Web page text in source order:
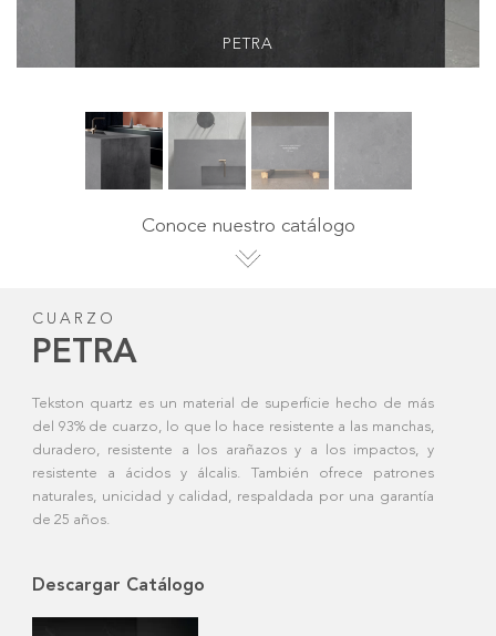
PETRA
Conoce nuestro catálogo
Descargar Catálogo
CUARZO
PETRA
Tekston quartz es un material de superficie hecho de más
del 93% de cuarzo, lo que lo hace resistente a las manchas,
duradero, resistente a los arañazos y a los impactos, y
resistente a ácidos y álcalis. También ofrece patrones
naturales, unicidad y calidad, respaldada por una garantía
de 25 años.